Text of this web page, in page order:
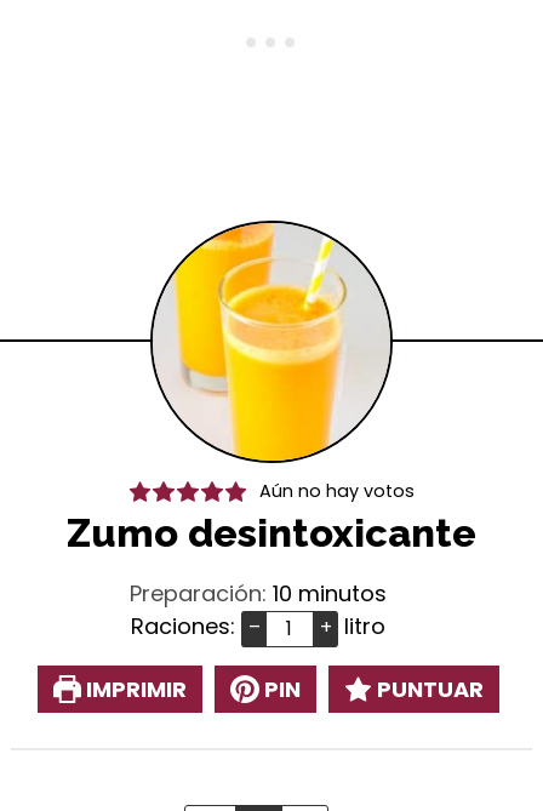
Aún no hay votos
Zumo desintoxicante
Preparación:10 minutos
minutos
Raciones: – + litro
IMPRIMIR PIN PUNTUAR